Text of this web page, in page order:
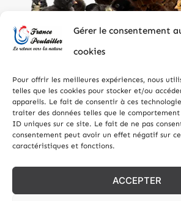
Gérer le consentement
cookies
Pour offrir les meilleures expériences, nous
telles que les cookies pour stocker et/ou
appareils. Le fait de consentir à ces
traiter des données telles que le
ID uniques sur ce site. Le fait de ne pas
consentement peut avoir un effet négatif sur
caractéristiques et fonctions.
ACCEPTER
– Site internet